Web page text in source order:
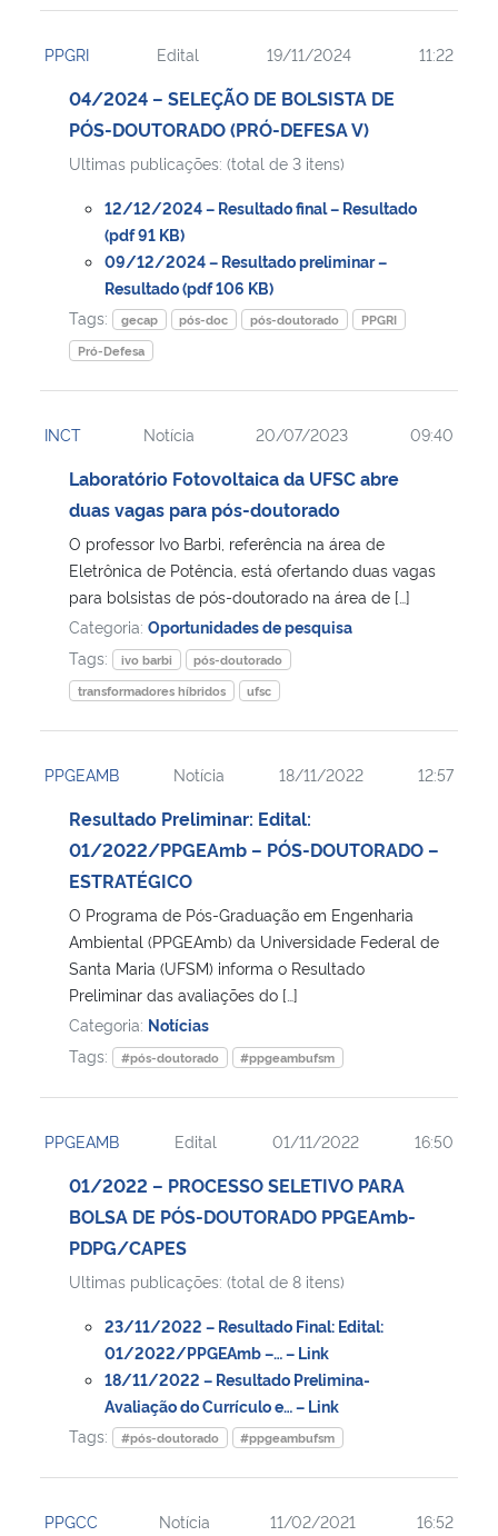
PPGRI Edital 19/11/2024 11:22
04/2024 – SELEÇÃO DE BOLSISTA DE
PÓS-DOUTORADO (PRÓ-DEFESA V)
Ultimas publicações: (total de 3 itens)
12/12/2024 – Resultado final – Resultado
(pdf 91 KB)
09/12/2024 – Resultado preliminar –
Resultado (pdf 106 KB)
Tags:
gecap pós-doc pós-doutorado
PPGRI
Pró-Defesa
INCT Notícia 20/07/2023 09:40
Laboratório Fotovoltaica da UFSC abre
duas vagas para pós-doutorado
O professor Ivo Barbi, referência na área de
Eletrônica de Potência, está ofertando duas vagas
para bolsistas de pós-doutorado na área de […]
Categoria: Oportunidades de pesquisa
Tags:
ivo barbi
pós-doutorado
transformadores híbridos
ufsc
PPGEAMB Notícia 18/11/2022 12:57
Resultado Preliminar: Edital:
01/2022/PPGEAmb – PÓS-DOUTORADO –
ESTRATÉGICO
O Programa de Pós-Graduação em Engenharia
Ambiental (PPGEAmb) da Universidade Federal de
Santa Maria (UFSM) informa o Resultado
Preliminar das avaliações do […]
Categoria: Notícias
Tags:
#pós-doutorado #ppgeambufsm
PPGEAMB Edital 01/11/2022 16:50
01/2022 – PROCESSO SELETIVO PARA
BOLSA DE PÓS-DOUTORADO PPGEAmb-
PDPG/CAPES
Ultimas publicações: (total de 8 itens)
23/11/2022 – Resultado Final: Edital:
01/2022/PPGEAmb –… – Link
18/11/2022 – Resultado Prelimina-
Avaliação do Currículo e… – Link
Tags:
#pós-doutorado #ppgeambufsm
PPGCC Notícia 11/02/2021 16:52